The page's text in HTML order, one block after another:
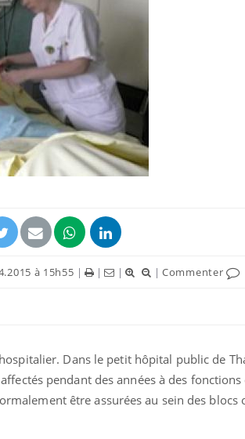
à 15h55 | | | |Commenter
Dans le petit hôpital public de
pendant des années à des fonctions
être assurées au sein des blocs
infantile : un
rapport s’interroge sur
son taux élevé en France
à risque : ce jus
attire l'attention
chercheurs
oublier les
en vacances ?